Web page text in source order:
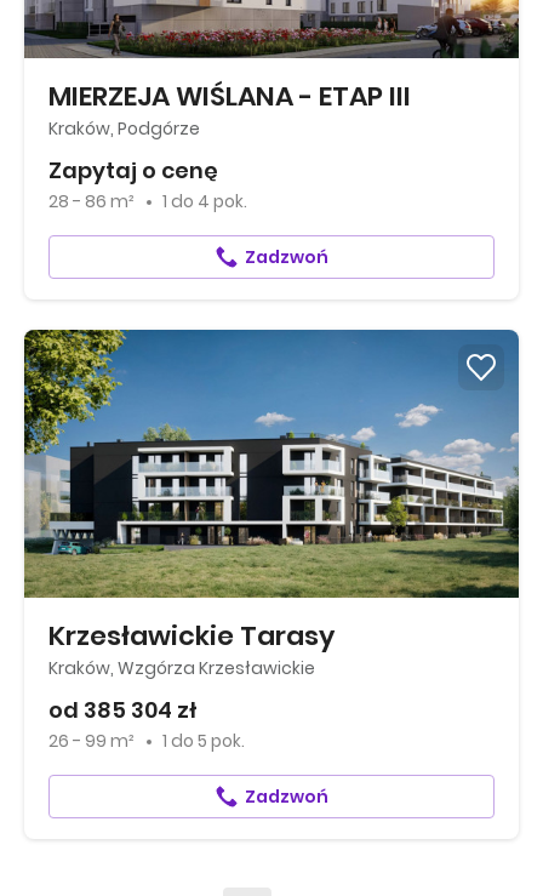
MIERZEJA WIŚLANA - ETAP III
Kraków, Podgórze
Zapytaj o cenę
28 - 86 m² 1 do 4 pok.
Zadzwoń
Krzesławickie Tarasy
Kraków, Wzgórza Krzesławickie
od 385 304 zł
26 - 99 m² 1 do 5 pok.
Zadzwoń